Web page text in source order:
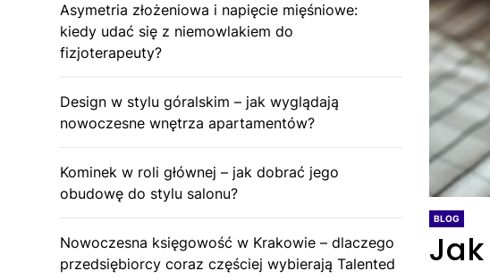
BLOG
Asymetria złożeniowa i napięcie mięśniowe:
kiedy udać się z niemowlakiem do
fizjoterapeuty?
Design w stylu góralskim – jak wyglądają
nowoczesne wnętrza apartamentów?
Kominek w roli głównej – jak dobrać jego
obudowę do stylu salonu?
Nowoczesna księgowość w Krakowie – dlaczego
przedsiębiorcy coraz częściej wybierają Talented